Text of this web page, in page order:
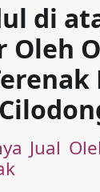
di
Jual